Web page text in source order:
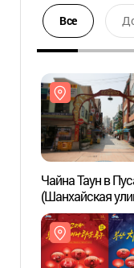
Все
Чайна Таун в
(Шанхайская
부산 차이나타운
(상해문.상해거리)